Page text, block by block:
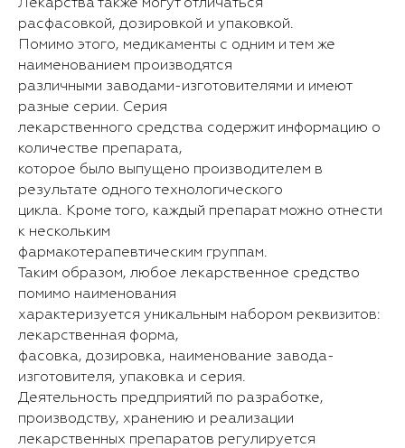
Лекарства также могут отличаться
расфасовкой, дозировкой и упаковкой.
Помимо этого, медикаменты с одним и тем же
наименованием производятся
различными заводами-изготовителями и имеют
разные серии. Серия
лекарственного средства содержит информацию о
количестве препарата,
которое было выпущено производителем в
результате одного технологического
цикла. Кроме того, каждый препарат можно отнести
к нескольким
фармакотерапевтическим группам.
Таким образом, любое лекарственное средство
помимо наименования
характеризуется уникальным набором реквизитов:
лекарственная форма,
фасовка, дозировка, наименование завода-
изготовителя, упаковка и серия.
Деятельность предприятий по разработке,
производству, хранению и реализации
лекарственных препаратов регулируется